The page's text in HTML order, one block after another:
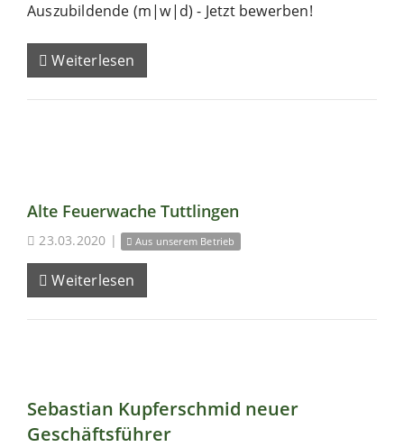
Auszubildende (m|w|d) - Jetzt bewerben!
Weiterlesen
Alte Feuerwache Tuttlingen
23.03.2020 | Aus unserem Betrieb
Weiterlesen
Sebastian Kupferschmid neuer
Geschäftsführer